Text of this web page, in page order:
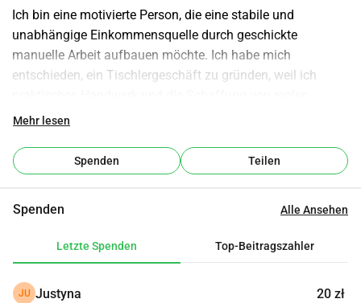
Ich bin eine motivierte Person, die eine stabile und
unabhängige Einkommensquelle durch geschickte
manuelle Arbeit aufbauen möchte. Ich habe mich
entschieden, ein Tischlergeschäft zu gründen, weil ich
physischen Produkten, die Menschen in ihrem Alltag
Sorgen über die wachsenden Auswirkungen von künstlicher
Intelligenz auf viele Berufe. Dies hat mich ermutigt, mich in
weniger wahrscheinlich durch Automatisierung ersetzt
Fähigkeit zu entwickeln, unabhängig zu arbeiten und etwas
werden kann. Dieses Projekt ist nicht nur eine
Mehr lesen
Spenden Teilen
Spenden Alle Ansehen
Letzte Spenden Top-Beitragszahler
JU Justyna 20 zł